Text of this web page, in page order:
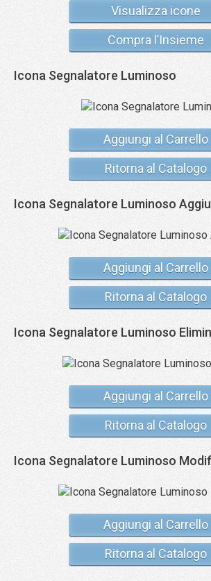
Visualizza icone
Compra l’Insieme
Icona Segnalatore Luminoso
Aggiungi al Carrello
Ritorna al Catalogo
Icona Segnalatore Luminoso
Aggiungi al Carrello
Ritorna al Catalogo
Icona Segnalatore Luminoso
Aggiungi al Carrello
Ritorna al Catalogo
Icona Segnalatore Luminoso
Aggiungi al Carrello
Ritorna al Catalogo